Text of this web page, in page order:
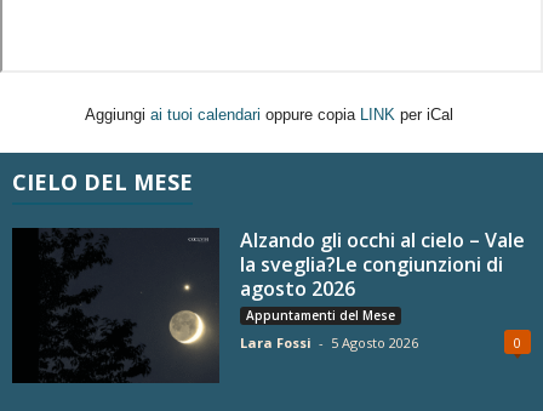
Aggiungi ai tuoi calendari oppure copia LINK per iCal
CIELO DEL MESE
Alzando gli occhi al cielo – Vale
la sveglia?Le congiunzioni di
agosto 2026
Appuntamenti del Mese
Lara Fossi - 5 Agosto 2026 0